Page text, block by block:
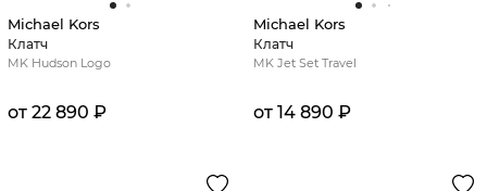
Michael Kors
Клатч
MK Hudson Logo
от 22 890 ₽
Michael Kors
Клатч
MK Jet Set Travel
от 14 890 ₽